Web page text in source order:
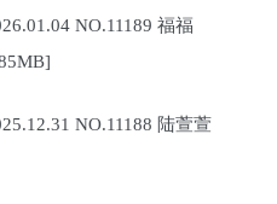
NO.11189 福福
NO.11188 陆萱萱